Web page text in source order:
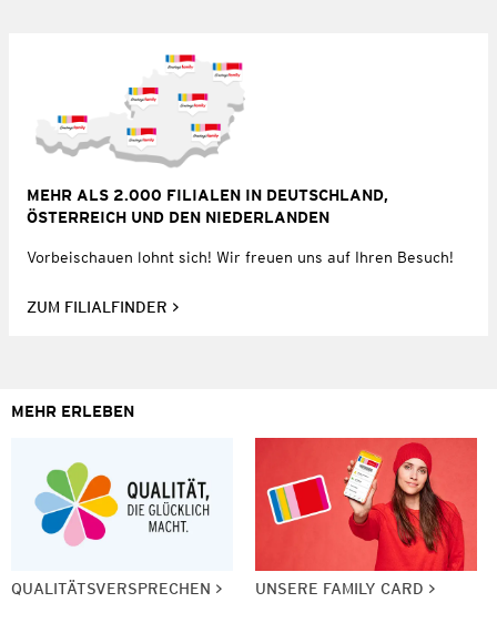
MEHR ALS 2.000 FILIALEN IN DEUTSCHLAND,
ÖSTERREICH UND DEN NIEDERLANDEN
Vorbeischauen lohnt sich! Wir freuen uns auf Ihren Besuch!
ZUM FILIALFINDER
MEHR ERLEBEN
QUALITÄTSVERSPRECHEN UNSERE FAMILY CARD